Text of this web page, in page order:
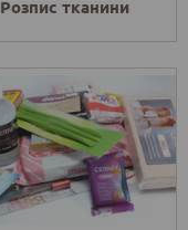
Розпис тканини